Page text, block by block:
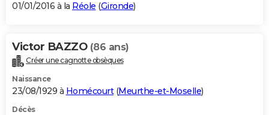
01/01/2016 à la Réole (Gironde)
Victor BAZZO (86 ans)
Créer une cagnotte obsèques
Naissance
23/08/1929 à Homécourt(Meurthe-et-Moselle)
Décès